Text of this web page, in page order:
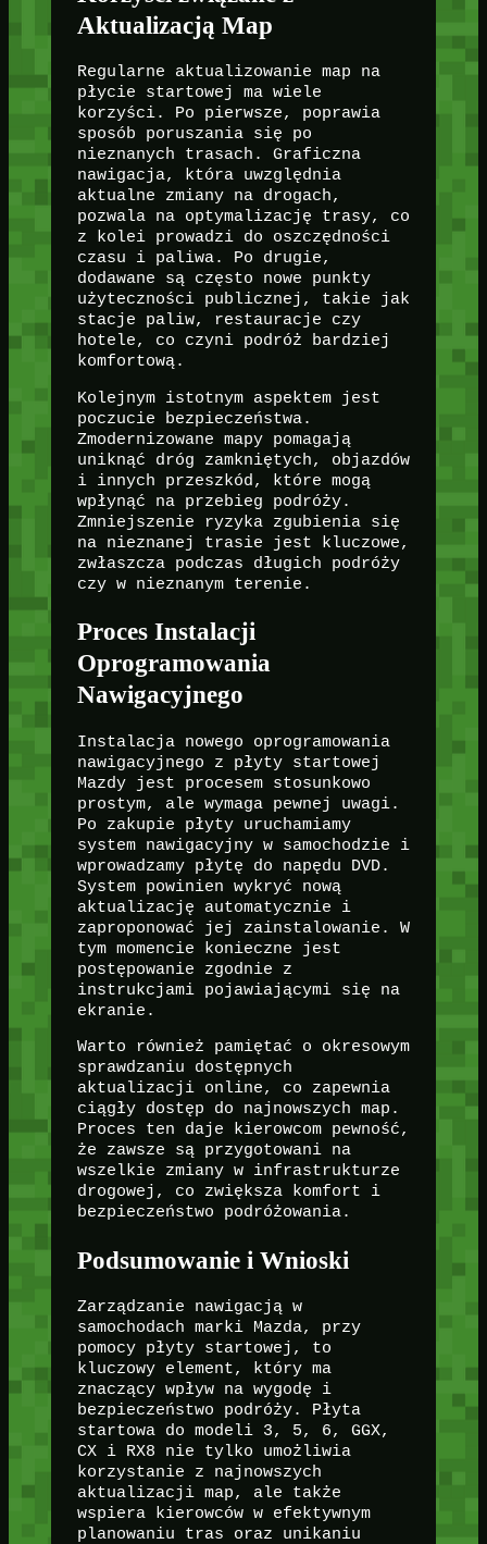
Aktualizacją Map
Regularne aktualizowanie map na
płycie startowej ma wiele
korzyści. Po pierwsze, poprawia
sposób poruszania się po
nieznanych trasach. Graficzna
nawigacja, która uwzględnia
aktualne zmiany na drogach,
pozwala na optymalizację trasy, co
z kolei prowadzi do oszczędności
czasu i paliwa. Po drugie,
dodawane są często nowe punkty
użyteczności publicznej, takie jak
stacje paliw, restauracje czy
hotele, co czyni podróż bardziej
komfortową.
Kolejnym istotnym aspektem jest
poczucie bezpieczeństwa.
Zmodernizowane mapy pomagają
uniknąć dróg zamkniętych, objazdów
i innych przeszkód, które mogą
wpłynąć na przebieg podróży.
Zmniejszenie ryzyka zgubienia się
na nieznanej trasie jest kluczowe,
zwłaszcza podczas długich podróży
czy w nieznanym terenie.
Proces Instalacji
Oprogramowania
Nawigacyjnego
Instalacja nowego oprogramowania
nawigacyjnego z płyty startowej
Mazdy jest procesem stosunkowo
prostym, ale wymaga pewnej uwagi.
Po zakupie płyty uruchamiamy
system nawigacyjny w samochodzie i
wprowadzamy płytę do napędu DVD.
System powinien wykryć nową
aktualizację automatycznie i
zaproponować jej zainstalowanie. W
tym momencie konieczne jest
postępowanie zgodnie z
instrukcjami pojawiającymi się na
ekranie.
Warto również pamiętać o okresowym
sprawdzaniu dostępnych
aktualizacji online, co zapewnia
ciągły dostęp do najnowszych map.
Proces ten daje kierowcom pewność,
że zawsze są przygotowani na
wszelkie zmiany w infrastrukturze
drogowej, co zwiększa komfort i
bezpieczeństwo podróżowania.
Podsumowanie i Wnioski
Zarządzanie nawigacją w
samochodach marki Mazda, przy
pomocy płyty startowej, to
kluczowy element, który ma
znaczący wpływ na wygodę i
bezpieczeństwo podróży. Płyta
startowa do modeli 3, 5, 6, GGX,
CX i RX8 nie tylko umożliwia
korzystanie z najnowszych
aktualizacji map, ale także
wspiera kierowców w efektywnym
planowaniu tras oraz unikaniu